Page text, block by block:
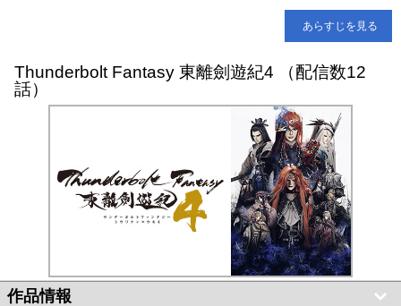
あらすじを見る
Thunderbolt Fantasy 東離劍遊紀4 （配信数12
話）
作品情報